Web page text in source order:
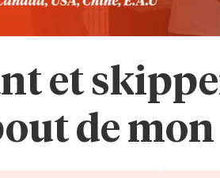
et skipper
de mon